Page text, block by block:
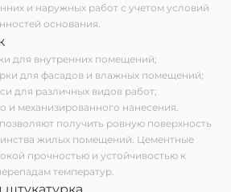
и наружных работ с учетом условий
основания.
для внутренних помещений;
для фасадов и влажных помещений;
для различных видов работ;
и механизированного нанесения.
получить ровную поверхность
жилых помещений. Цементные
прочностью и устойчивостью к
температур.